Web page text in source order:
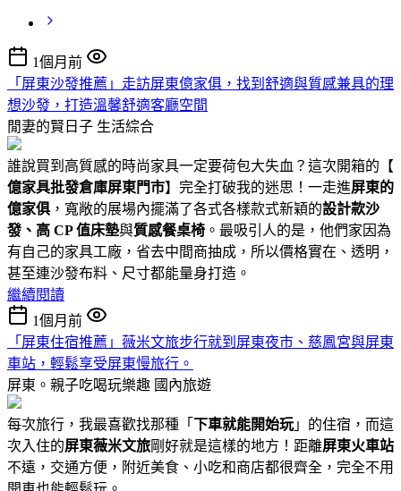
1個月前
「屏東沙發推薦」走訪屏東億家俱，找到舒適與質感兼具的理
想沙發，打造溫馨舒適客廳空間
閒妻的賢日子 生活綜合
誰說買到高質感的時尚家具一定要荷包大失血？這次開箱的【
億家具批發倉庫屏東門市】完全打破我的迷思！一走進屏東的
億家俱 ，寬敞的展場內擺滿了各式各樣款式新穎的設計款沙
發、高 CP 值床墊與質感餐桌椅 。最吸引人的是，他們家因為
有自己的家具工廠，省去中間商抽成，所以價格實在、透明，
甚至連沙發布料、尺寸都能量身打造。
繼續閱讀
1個月前
「屏東住宿推薦」薇米文旅步行就到屏東夜市、慈鳳宮與屏東
車站，輕鬆享受屏東慢旅行。
屏東。親子吃喝玩樂趣 國內旅遊
每次旅行，我最喜歡找那種「 下車就能開始玩」的住宿，而這
次入住的屏東薇米文旅剛好就是這樣的地方！距離屏東火車站
不遠，交通方便，附近美食、小吃和商店都很齊全，完全不用